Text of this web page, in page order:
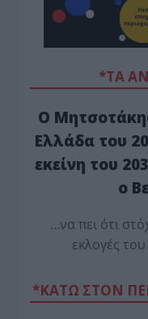
*ΤΑ
Ο
Ελλάδα του
εκείνη του
ο
…να πει ότι
εκλογές
*ΚΑΤΩ ΣΤΟΝ